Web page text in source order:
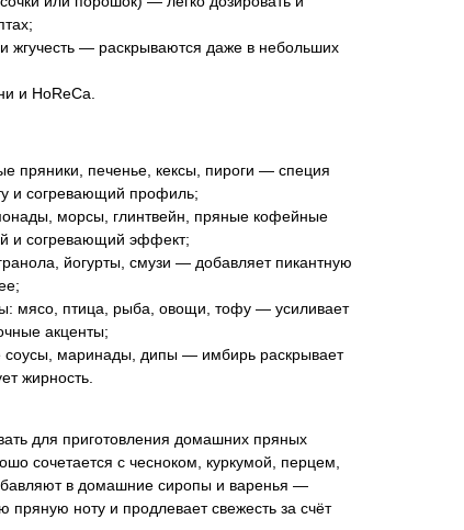
жгучесть — раскрываются даже в небольших
и HoReCa.
пряники, печенье, кексы, пироги — специя
и согревающий профиль;
морсы, глинтвейн, пряные кофейные
и согревающий эффект;
йогурты, смузи — добавляет пикантную
мясо, птица, рыба, овощи, тофу — усиливает
акценты;
соусы, маринады, дипы — имбирь раскрывает
жирность.
для приготовления домашних пряных
сочетается с чесноком, куркумой, перцем,
в домашние сиропы и варенья —
пряную ноту и продлевает свежесть за счёт